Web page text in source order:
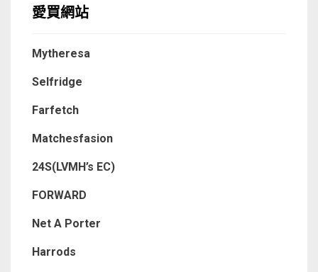
愛買網站
Mytheresa
Selfridge
Farfetch
Matchesfasion
24S(LVMH’s EC)
FORWARD
Net A Porter
Harrods